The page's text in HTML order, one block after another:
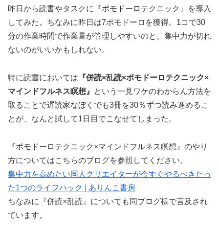
昨日から読書やタスクに『ポモドーロテクニック』を導入
してみた。ちなみに昨日は7ポモドーロを獲得。1コで30
分の作業時間で作業量が管理しやすいのと、集中力が切れ
ないのがいいかもしれない。
特に読書においては 『併読×乱読×ポモドーロテクニック×
マインドフルネス瞑想』
という一見ワケのわからん方法を
取ることで遅読家なぼくでも3冊を30％ずつ読み進めるこ
とが、なんと試して1日目でこなせてしまった。
『ポモドーロテクニック×マインドフルネス瞑想』のやり
方についてはこちらのブログを参照してください。
集中力を高めたい同人クリエイターが今すぐやるべきたっ
た1つのライフハック | ありんこ書房
ちなみに『併読×乱読』についても同ブログ様で言及され
ています。